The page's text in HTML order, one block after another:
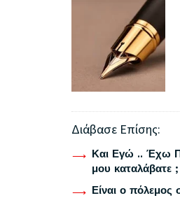
Διάβασε Επίσης:
Και Εγώ .. Έχω
μου καταλάβατε ;
Είναι ο πόλεμος